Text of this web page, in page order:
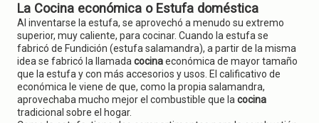
La Cocina económica o Estufa doméstica
Al inventarse la estufa, se aprovechó a menudo su extremo
superior, muy caliente, para cocinar. Cuando la estufa se
fabricó de Fundición (estufa salamandra), a partir de la misma
idea se fabricó la llamada cocinaeconómica de mayor tamaño
que la estufa y con más accesorios y usos. El calificativo de
económica le viene de que, como la propia salamandra,
aprovechaba mucho mejor el combustible que la cocina
tradicional sobre el hogar.